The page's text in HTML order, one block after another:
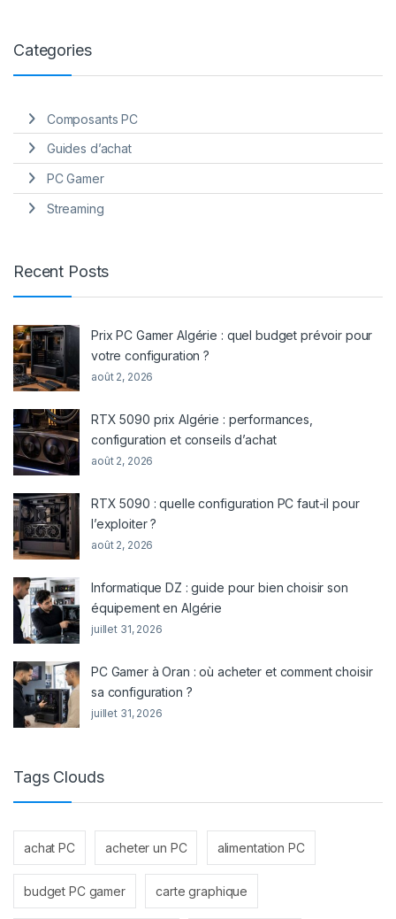
Categories
Composants PC
Guides d’achat
PC Gamer
Streaming
Recent Posts
Prix PC Gamer Algérie : quel budget prévoir pour
votre configuration ?
août 2, 2026
RTX 5090 prix Algérie : performances,
configuration et conseils d’achat
août 2, 2026
RTX 5090 : quelle configuration PC faut-il pour
l’exploiter ?
août 2, 2026
Informatique DZ : guide pour bien choisir son
équipement en Algérie
juillet 31, 2026
PC Gamer à Oran : où acheter et comment choisir
sa configuration ?
juillet 31, 2026
Tags Clouds
achat PC acheter un PC alimentation PC
budget PC gamer carte graphique